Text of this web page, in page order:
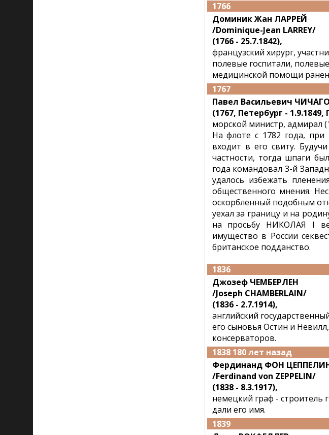
1766
Доминик Жан ЛАРРЕЙ
/Dominique-Jean LARREY/
(1766 - 25.7.1842),
французский хирург,
полевые госпитали,
медицинской помощи
1767
Павел Васильевич
(1767, Петербург -
морской министр, адмирал
На флоте с 1782 года,
входит в его свиту.
частности, тогда шпаги
года командовал 3-й
удалось избежать
общественного мнения.
оскорбленный подобным
уехал за границу и на
на просьбу НИКОЛАЯ I
имущество в России
британское подданство.
1836
Джозеф ЧЕМБЕРЛЕН
/Joseph CHAMBERLAIN/
(1836 - 2.7.1914),
английский
его сыновья Остин и
консерваторов.
1838 180 лет назад
Фердинанд ФОН
/Ferdinand von ZEPPELIN/
(1838 - 8.3.1917),
немецкий граф - строитель
дали его имя.
1839